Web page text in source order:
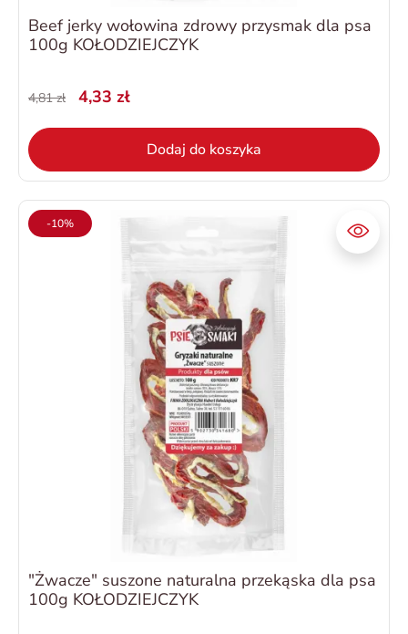
Beef jerky wołowina zdrowy przysmak dla psa
100g KOŁODZIEJCZYK
4,81 zł 4,33 zł
Dodaj do koszyka
-10%
"Żwacze" suszone naturalna przekąska dla psa
100g KOŁODZIEJCZYK